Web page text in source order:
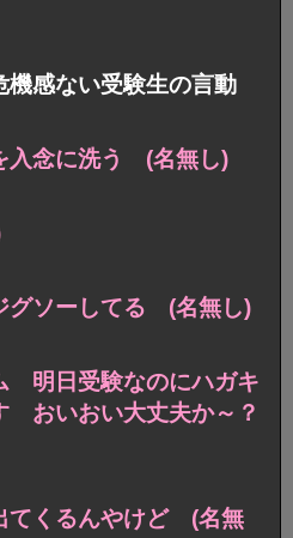
機感ない受験生の言動
入念に洗う (名無し)
グソーしてる (名無し)
明日受験なのにハガキ
おいおい大丈夫か～？
てくるんやけど (名無